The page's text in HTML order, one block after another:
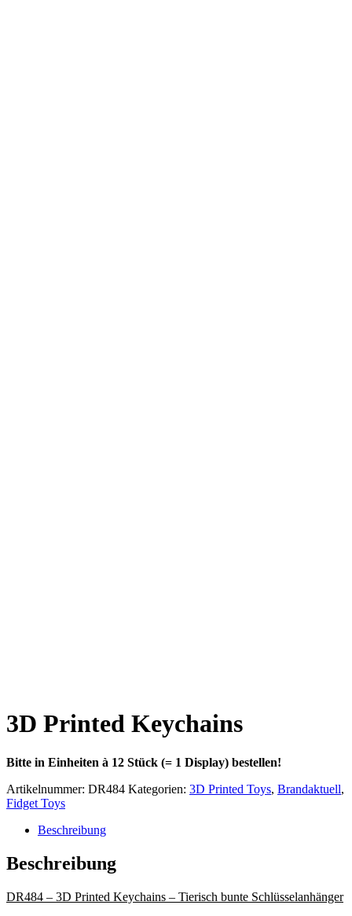
3D Printed Keychains
Bitte in Einheiten à 12 Stück (= 1 Display) bestellen!
Artikelnummer: DR484 Kategorien: 3D Printed Toys, Brandaktuell,
Fidget Toys
Beschreibung
Beschreibung
DR484 – 3D Printed Keychains – Tierisch bunte Schlüsselanhänger